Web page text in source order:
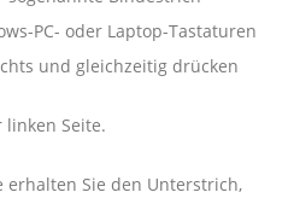
PC- oder Laptop-Tastaturen
und gleichzeitig drücken
Seite.
erhalten Sie den Unterstrich,